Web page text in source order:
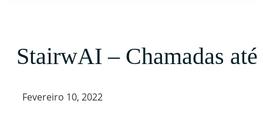
StairwAI – Chamadas
Fevereiro 10, 2022